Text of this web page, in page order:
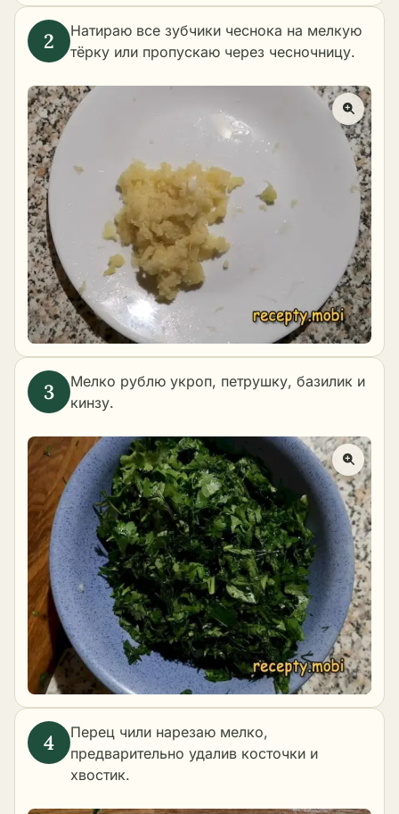
Натираю все зубчики чеснока на мелкую
тёрку или пропускаю через чесночницу.
Мелко рублю укроп, петрушку, базилик и
кинзу.
Перец чили нарезаю мелко,
предварительно удалив косточки и
хвостик.